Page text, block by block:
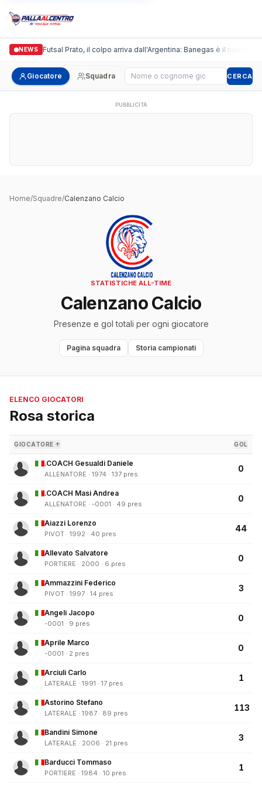
NEWS
Italgronda Futsal Prato, il colpo arriva dall'Argentina: Banegas è il nuovo
Giocatore Squadra Cerca giocatore CERCA
PUBBLICITÀ
Home/Squadre/Calenzano Calcio
STATISTICHE ALL-TIME
Calenzano Calcio
Presenze e gol totali per ogni giocatore
Pagina squadra Storia campionati
ELENCO GIOCATORI
Rosa storica
GIOCATORE ↑ GOL
.COACH Gesualdi Daniele
ALLENATORE · 1974 · 137 pres
0
.COACH Masi Andrea
ALLENATORE · -0001 · 49 pres
0
Aiazzi Lorenzo
PIVOT · 1992 · 40 pres
44
Allevato Salvatore
PORTIERE · 2000 · 6 pres
0
Ammazzini Federico
PIVOT · 1997 · 14 pres
3
Angeli Jacopo
-0001 · 9 pres
0
Aprile Marco
-0001 · 2 pres
0
Arciuli Carlo
LATERALE · 1991 · 17 pres
1
Astorino Stefano
LATERALE · 1987 · 89 pres
113
Bandini Simone
LATERALE · 2006 · 21 pres
3
Barducci Tommaso
PORTIERE · 1984 · 10 pres
1